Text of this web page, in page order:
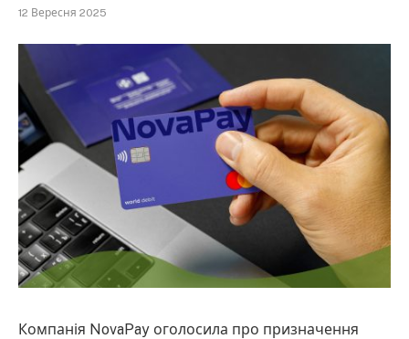
12 Вересня 2025
Компанія NovaPay оголосила про призначення